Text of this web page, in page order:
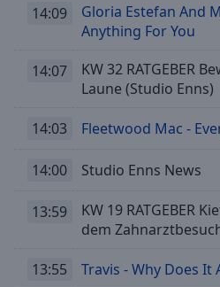
Close
dialog
14:09
Gloria Estefan And
Anything For You
14:07
KW 32 RATGEBER
Laune (Studio Enns)
14:03 Fleetwood Mac -
14:00 Studio Enns News
13:59
KW 19 RATGEBER
dem
13:55 Travis - Why Does It